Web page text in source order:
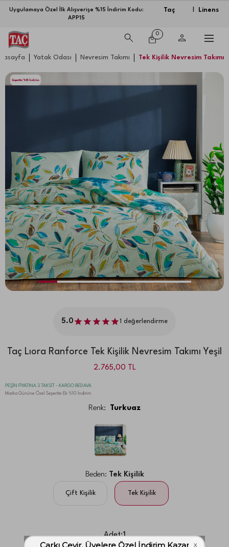
Uygulamaya Özel İlk Alışverişe %15 İndirim Kodu:
APP15
Taç Linens
0
Yatak Odası Nevresim Takımı Tek Kişilik Nevresim Takımı
5.0 1 değerlendirme
Taç Lıora Ranforce Tek Kişilik Nevresim Takımı Yeşil
2.765,00 TL
PEŞİN FİYATINA 3 TAKSİT - KARGO BEDAVA
Marka Gününe Özel Sepette Ek %10 İndirim
Renk: Turkuaz
Beden: Tek Kişilik
Çift Kişilik Tek Kişilik
Adet:1